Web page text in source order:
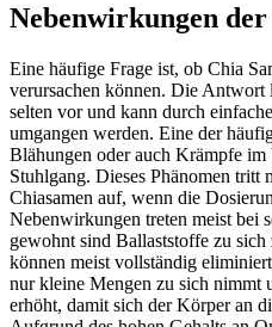
Nebenwirkungen der
Eine häufige Frage ist, ob Chia
verursachen können. Die Antwort
selten vor und kann durch
umgangen werden. Eine der
Blähungen oder auch Krämpfe
Stuhlgang. Dieses Phänomen tritt
Chiasamen auf, wenn die
Nebenwirkungen treten meist bei
gewohnt sind Ballaststoffe zu
können meist vollständig
nur kleine Mengen zu sich nimmt
erhöht, damit sich der Körper an